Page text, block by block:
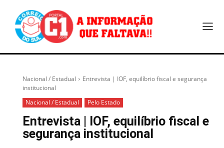
Nacional / Estadual
Entrevista | IOF, equilíbrio fiscal e segurança
institucional
Nacional / Estadual
Pelo Estado
Entrevista | IOF, equilíbrio fiscal e
segurança institucional